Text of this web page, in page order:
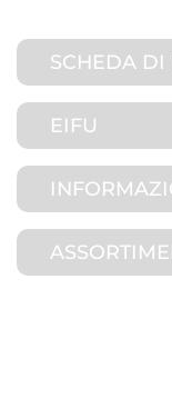
SCHEDA DI
EIFU